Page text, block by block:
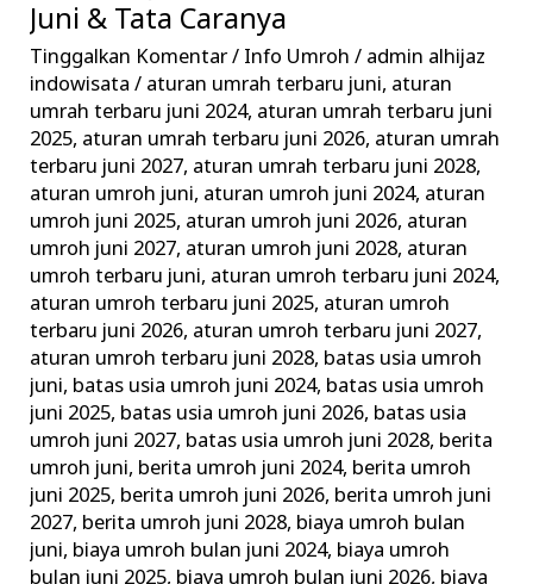
Juni & Tata Caranya
Tinggalkan Komentar/ Info Umroh / admin alhijaz
indowisata/ aturan umrah terbaru juni, aturan
umrah terbaru juni 2024, aturan umrah terbaru juni
2025, aturan umrah terbaru juni 2026, aturan umrah
terbaru juni 2027, aturan umrah terbaru juni 2028,
aturan umroh juni, aturan umroh juni 2024, aturan
umroh juni 2025, aturan umroh juni 2026, aturan
umroh juni 2027, aturan umroh juni 2028, aturan
umroh terbaru juni, aturan umroh terbaru juni 2024,
aturan umroh terbaru juni 2025, aturan umroh
terbaru juni 2026, aturan umroh terbaru juni 2027,
aturan umroh terbaru juni 2028, batas usia umroh
juni, batas usia umroh juni 2024, batas usia umroh
juni 2025, batas usia umroh juni 2026, batas usia
umroh juni 2027, batas usia umroh juni 2028, berita
umroh juni, berita umroh juni 2024, berita umroh
juni 2025, berita umroh juni 2026, berita umroh juni
2027, berita umroh juni 2028, biaya umroh bulan
juni, biaya umroh bulan juni 2024, biaya umroh
Pahala
di
Umroh
Juni
&
Tata
Caranya